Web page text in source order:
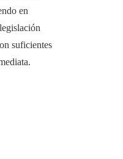
en
suficientes